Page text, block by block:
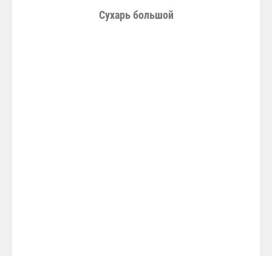
Сухарь большой